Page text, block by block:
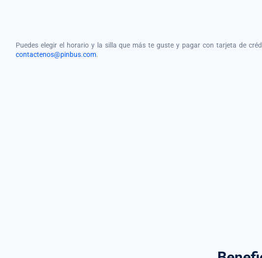
Puedes elegir el horario y la silla que más te guste y pagar con tarjeta de
contactenos@pinbus.com.